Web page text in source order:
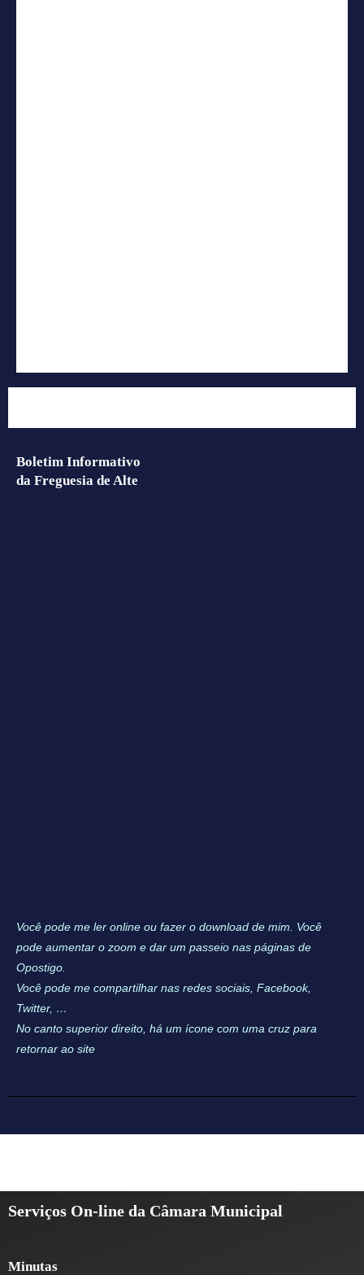
Boletim Informativo
da Freguesia de Alte
Você pode me ler online ou fazer o download de mim. Você
pode aumentar o zoom e dar um passeio nas páginas de
Opostigo.
Você pode me compartilhar nas redes sociais, Facebook,
Twitter, …
No canto superior direito, há um ícone com uma cruz para
retornar ao site
Serviços On-line da Câmara Municipal
Minutas